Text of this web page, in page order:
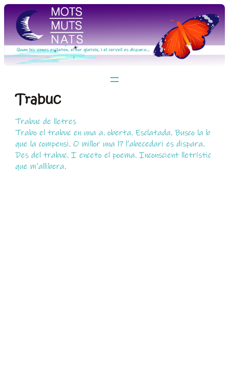
Vés
al
contingut
Trabuc
Trabuc de lletres
Trabo el trabuc en una a. oberta. Esclatada. Busco la b
que la compensi. O millor una l? l’abecedari es dispara.
Des del trabuc. I enceto el poema. Inconscient lletrístic
que m’allibera.